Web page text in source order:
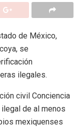
de México,
se
ilegales.
civil Conciencia
de al menos
mexiquenses